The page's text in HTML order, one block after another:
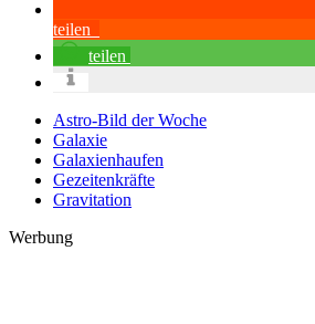
teilen
teilen
Astro-Bild der Woche
Galaxie
Galaxienhaufen
Gezeitenkräfte
Gravitation
Werbung